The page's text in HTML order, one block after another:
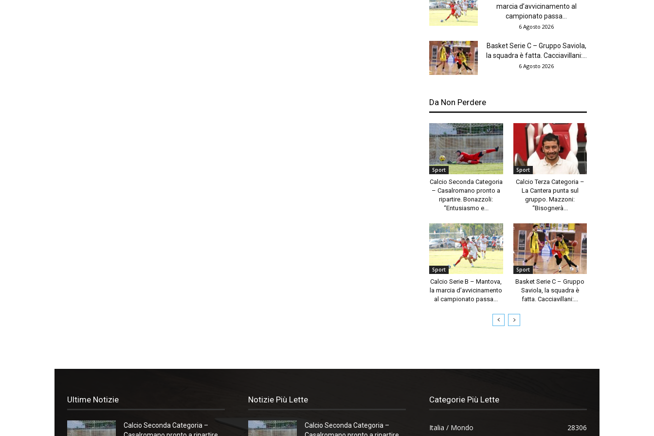
marcia d’avvicinamento al
campionato passa...
6 Agosto 2026
Basket Serie C – Gruppo Saviola,
la squadra è fatta. Cacciavillani:...
6 Agosto 2026
Da Non Perdere
Sport
Calcio Seconda Categoria
– Casalromano pronto a
ripartire. Bonazzoli:
“Entusiasmo e...
Sport
Calcio Terza Categoria –
La Cantera punta sul
gruppo. Mazzoni:
“Bisognerà...
Sport
Calcio Serie B – Mantova,
la marcia d’avvicinamento
al campionato passa...
Sport
Basket Serie C – Gruppo
Saviola, la squadra è
fatta. Cacciavillani:...
Ultime Notizie
Calcio Seconda Categoria –
Notizie Più Lette
Calcio Seconda Categoria –
Categorie Più Lette
Italia / Mondo 28306